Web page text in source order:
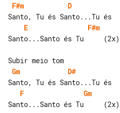
F#m
D
E
F#m
Santo...Santo és Tu     (2x)
Gm
D#
F
Gm
Santo...Santo és Tu     (2x)